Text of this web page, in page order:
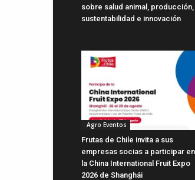
sobre salud animal, producción,
sustentabilidad e innovación
Agro Eventos
Frutas de Chile invita a sus
empresas socias a participar en
la China International Fruit Expo
2026 de Shanghái